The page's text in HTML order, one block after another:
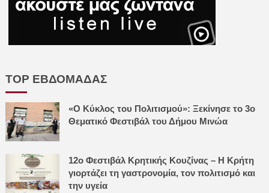
TOP ΕΒΔΟΜΑΔΑΣ
«Ο Κύκλος του Πολιτισμού»: Ξεκίνησε το 3ο
Θεματικό Φεστιβάλ του Δήμου Μινώα
12ο Φεστιβάλ Κρητικής Κουζίνας – Η Κρήτη
γιορτάζει τη γαστρονομία, τον πολιτισμό και
την υγεία